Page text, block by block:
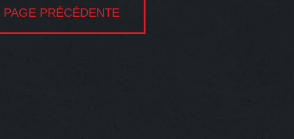
PAGE PRÉCÉDENTE